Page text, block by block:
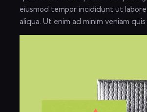
eiusmod tempor incididunt ut
aliqua. Ut enim ad minim veniam